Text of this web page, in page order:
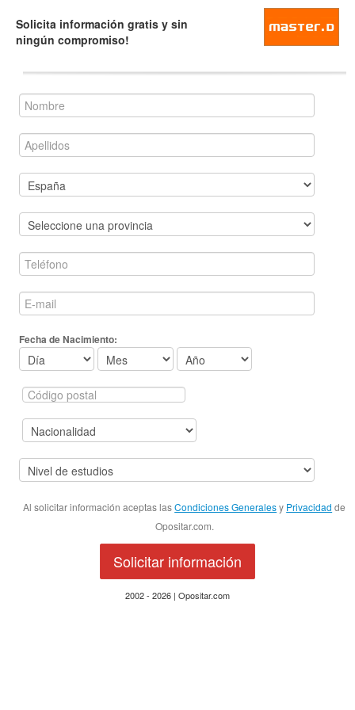
Solicita información gratis y sin
ningún compromiso!
Fecha de Nacimiento:
Al solicitar información aceptas lasCondiciones Generalesy Privacidad de
Opositar.com.
Solicitar información
2002 - 2026 | Opositar.com